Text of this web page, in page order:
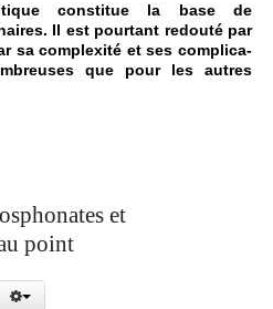
constitue la base de
Il est pourtant redouté par
sa complexité et ses complica-
que pour les autres
et
point